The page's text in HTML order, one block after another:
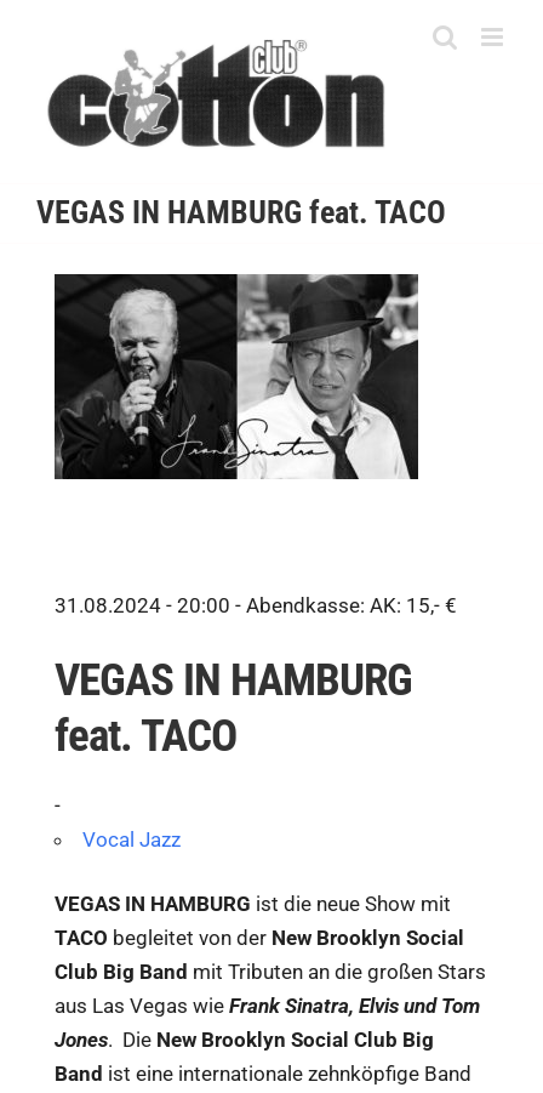
content
VEGAS IN HAMBURG feat. TACO
31.08.2024 - 20:00 - Abendkasse: AK: 15,- €
VEGAS IN HAMBURG
feat. TACO
-
Vocal Jazz
VEGAS IN HAMBURG ist die neue Show mit
TACO begleitet von der New Brooklyn Social
Club Big Band mit Tributen an die großen Stars
aus Las Vegas wie Frank Sinatra, Elvis und Tom
Jones. Die New Brooklyn Social Club Big
Band ist eine internationale zehnköpfige Band